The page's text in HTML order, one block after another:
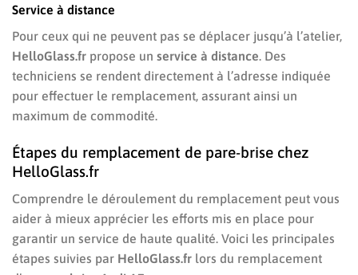
Service à distance
Pour ceux qui ne peuvent pas se déplacer jusqu’à l’atelier,
HelloGlass.fr propose un service à distance. Des
techniciens se rendent directement à l’adresse indiquée
pour effectuer le remplacement, assurant ainsi un
maximum de commodité.
Étapes du remplacement de pare-brise chez
HelloGlass.fr
Comprendre le déroulement du remplacement peut vous
aider à mieux apprécier les efforts mis en place pour
garantir un service de haute qualité. Voici les principales
étapes suivies par HelloGlass.fr lors du remplacement